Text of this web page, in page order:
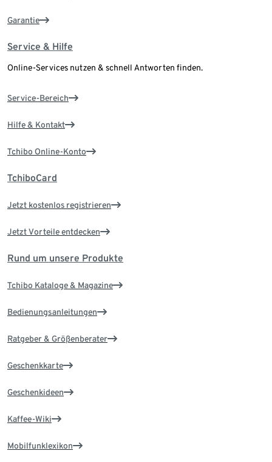
Garantie
Service & Hilfe
Online-Services nutzen & schnell Antworten finden.
Service-Bereich
Hilfe & Kontakt
Tchibo Online-Konto
TchiboCard
Jetzt kostenlos registrieren
Jetzt Vorteile entdecken
Rund um unsere Produkte
Tchibo Kataloge & Magazine
Bedienungsanleitungen
Ratgeber & Größenberater
Geschenkkarte
Geschenkideen
Kaffee-Wiki
Mobilfunklexikon